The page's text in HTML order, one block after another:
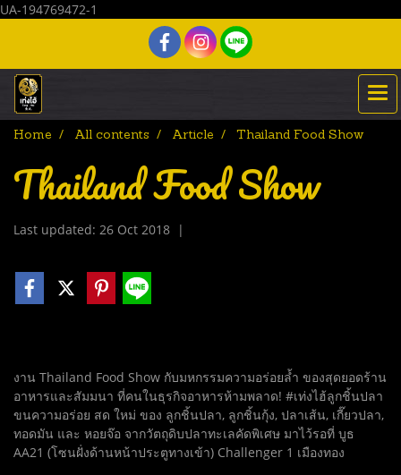
UA-194769472-1
Home All contents Article Thailand Food Show
Thailand Food Show
Last updated: 26 Oct 2018 |
งาน Thailand Food Show กับมหกรรมความอร่อยล้ำ ของสุดยอดร้าน
อาหารและสัมมนา ที่คนในธุรกิจอาหารห้ามพลาด! #เท่งไฮ้ลูกชิ้นปลา
ขนความอร่อย สด ใหม่ ของ ลูกชิ้นปลา, ลูกชิ้นกุ้ง, ปลาเส้น, เกี๊ยวปลา,
ทอดมัน และ หอยจ๊อ จากวัตถุดิบปลาทะเลคัดพิเศษ มาไว้รอที่ บูธ
AA21 (โซนฝั่งด้านหน้าประตูทางเข้า) Challenger 1 เมืองทอง